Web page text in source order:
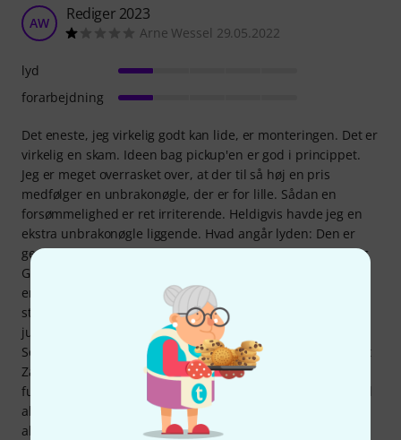
AW Rediger 2023
Arne Wessel 29.05.2022
Det eneste, jeg virkelig godt kan lide, er monteringen. Det er
virkelig en skam. Ideen bag pickup'en er god i princippet.
Jeg er meget overrasket over, at der til så høj en pris
medfølger en unbrakonøgle, der er for lille. Sådan en
forsømmelighed er ret irriterende. Heldigvis havde jeg en
ekstra unbrakonøgle liggende. Hvad angår lyden: Den er
generelt god. Basagtig, som den burde være, og især D- og
G-strengene lyder godt og sprøde... men kun de to. Der er
en meget mærkbar forskel i volumen mellem E- og A-
strengene, som jeg ikke engang kunne korrigere ved at
justere polstykkerne. En direkte sammenligning med min
Schaller 411 magnetiske pickup (og også med en håndlavet
Zadow magnetisk pickup fra 2023) afslørede forskellens
fulde omfang. Med begge pickup'er, Schaller og Zadow, lød
alle strenge afbalancerede, klare, slagkraftige og frem for
alt... betydeligt højere og mere tilstedeværende. En test
lyd
forarbejdning